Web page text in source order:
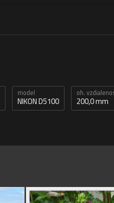
model
NIKON D5100
oh.
200,0 mm